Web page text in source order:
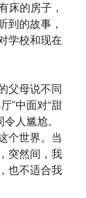
床的房子，
到的故事，
学校和现在
父母说不同
”中面对“甜
人尴尬。
个世界。当
突然间，我
也不适合我